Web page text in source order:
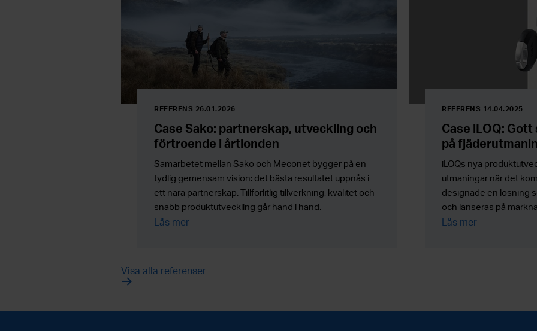
REFERENS 26.01.2026
Case Sako: partnerskap, utveckling och
förtroende i årtionden
Samarbetet mellan Sako och Meconet bygger på en
tydlig gemensam vision: det bästa resultatet uppnås i
ett nära partnerskap. Tillförlitlig tillverkning, kvalitet och
snabb produktutveckling går hand i hand.
Läs mer
REFERENS 14.04.2025
Case iLOQ:
på
iLOQs nya
utmaningar när det
designade en lösning
och lanseras på
Läs mer
Visa alla referenser